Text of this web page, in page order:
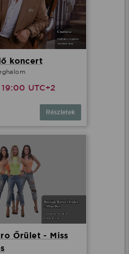
koncert
UTC+2
Részletek
Őrület - Miss